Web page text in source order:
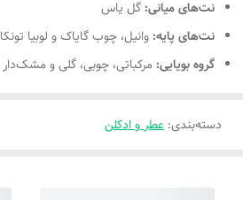
نت‌های میانی:گل یاس
نت‌های پایه:وانیل، چوب گایاک و لوبیا تونکا
گروه بویایی: مرکباتی، چوبی، گلی و مشک‌دار
دسته‌بندی: عطر و ادکلن